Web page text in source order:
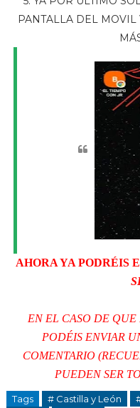
PANTALLA DEL
AHORA YA PODRÉIS
EN EL CASO DE
PODÉIS ENVIAR
COMENTARIO
PUEDEN SER
Tags # Castilla y León